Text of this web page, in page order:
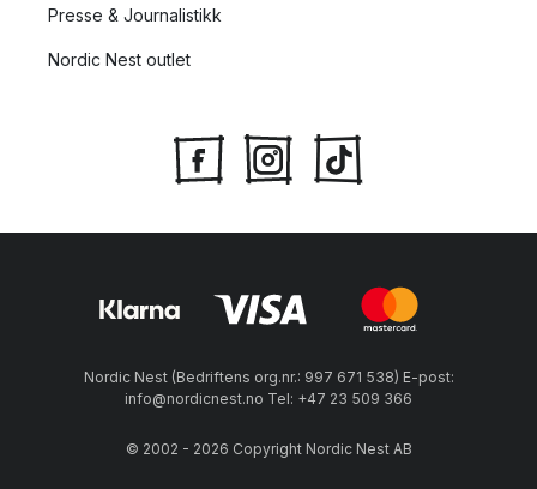
Presse & Journalistikk
Nordic Nest outlet
Nordic Nest (Bedriftens org.nr.: 997 671 538) E-post:
info@nordicnest.no Tel: +47 23 509 366
© 2002 - 2026 Copyright Nordic Nest AB